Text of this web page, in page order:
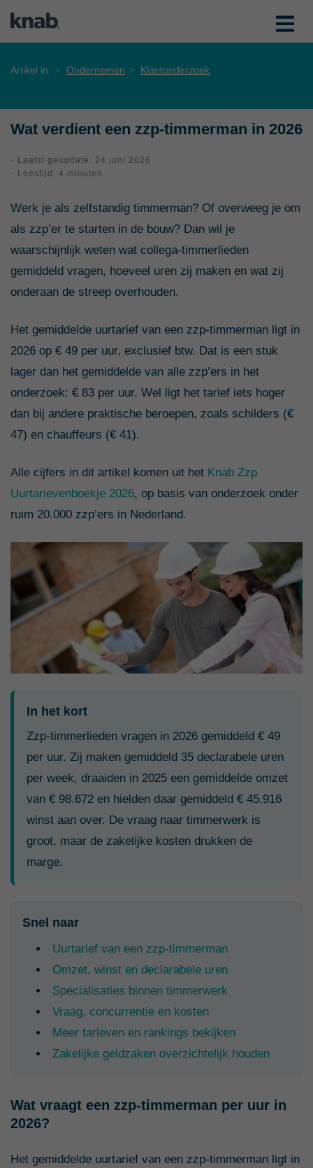
Artikel in: Ondernemen Klantonderzoek
Wat verdient een zzp-timmerman in 2026
- Laatst geüpdate: 24 juni 2026
- Leestijd: 4 minuten
Werk je als zelfstandig timmerman? Of overweeg je om
als zzp’er te starten in de bouw? Dan wil je
waarschijnlijk weten wat collega-timmerlieden
gemiddeld vragen, hoeveel uren zij maken en wat zij
onderaan de streep overhouden.
Het gemiddelde uurtarief van een zzp-timmerman ligt in
2026 op € 49 per uur, exclusief btw. Dat is een stuk
lager dan het gemiddelde van alle zzp’ers in het
onderzoek: € 83 per uur. Wel ligt het tarief iets hoger
dan bij andere praktische beroepen, zoals schilders (€
47) en chauffeurs (€ 41).
Alle cijfers in dit artikel komen uit het Knab Zzp
Uurtarievenboekje 2026, op basis van onderzoek onder
ruim 20.000 zzp’ers in Nederland.
In het kort
Zzp-timmerlieden vragen in 2026 gemiddeld € 49
per uur. Zij maken gemiddeld 35 declarabele uren
per week, draaiden in 2025 een gemiddelde omzet
van € 98.672 en hielden daar gemiddeld € 45.916
winst aan over. De vraag naar timmerwerk is
groot, maar de zakelijke kosten drukken de
marge.
Snel naar
Uurtarief van een zzp-timmerman
Omzet, winst en declarabele uren
Specialisaties binnen timmerwerk
Vraag, concurrentie en kosten
Meer tarieven en rankings bekijken
Zakelijke geldzaken overzichtelijk houden
Wat vraagt een zzp-timmerman per uur in
2026?
Het gemiddelde uurtarief van een zzp-timmerman ligt in